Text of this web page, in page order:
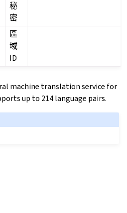
秘
密
區
域
ID
machine translation service for
up to 214 language pairs.